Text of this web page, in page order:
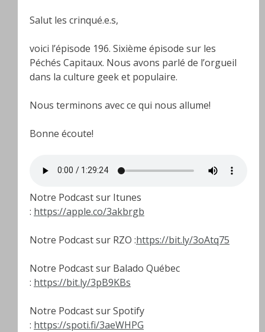
Salut les crinqué.e.s,
voici l’épisode 196. Sixième épisode sur les
Péchés Capitaux. Nous avons parlé de l’orgueil
dans la culture geek et populaire.
Nous terminons avec ce qui nous allume!
Bonne écoute!
Notre Podcast sur Itunes
: https://apple.co/3akbrgb
Notre Podcast sur RZO :https://bit.ly/3oAtq75
Notre Podcast sur Balado Québec
: https://bit.ly/3pB9KBs
Notre Podcast sur Spotify
: https://spoti.fi/3aeWHPG